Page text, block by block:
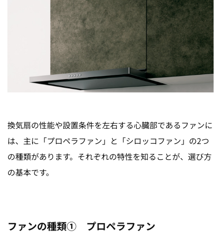
換気扇の性能や設置条件を左右する心臓部であるファンに
は、主に「プロペラファン」と「シロッコファン」の2つ
の種類があります。それぞれの特性を知ることが、選び方
の基本です。
ファンの種類① プロペラファン